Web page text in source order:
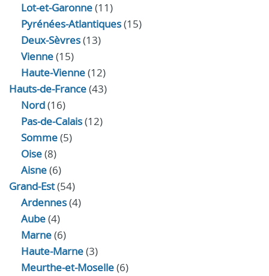
Lot-et-Garonne(11)
Pyrénées-Atlantiques(15)
Deux-Sèvres(13)
Vienne(15)
Haute-Vienne(12)
Hauts-de-France(43)
Nord(16)
Pas-de-Calais(12)
Somme(5)
Oise(8)
Aisne(6)
Grand-Est(54)
Ardennes(4)
Aube(4)
Marne(6)
Haute-Marne(3)
Meurthe-et-Moselle(6)